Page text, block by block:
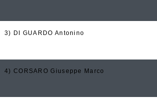
3) DI GUARDO Antonino
4) CORSARO Giuseppe Marco